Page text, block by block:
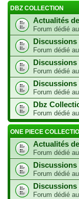
DBZ COLLECTION
Actualités
Forum dédié
Discussions
Forum dédié
Discussions
Forum dédié
Forum dédié
Dbz
Forum dédié
ONE PIECE
Actualités
Forum dédié
Discussions
Forum dédié
Discussions
Forum dédié